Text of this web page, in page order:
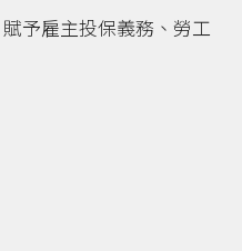
予雇主投保義務、勞工